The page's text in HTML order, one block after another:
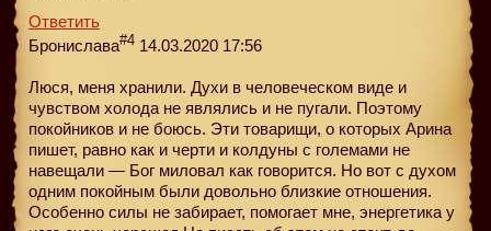
Ответить
Бронислава#4 14.03.2020 17:56
Люся, меня хранили. Духи в человеческом виде и
чувством холода не являлись и не пугали. Поэтому
покойников и не боюсь. Эти товарищи, о которых Арина
пишет, равно как и черти и колдуны с големами не
навещали — Бог миловал как говорится. Но вот с духом
одним покойным были довольно близкие отношения.
Особенно силы не забирает, помогает мне, энергетика у